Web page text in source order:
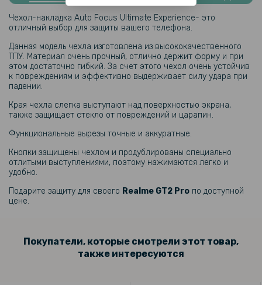
Чехол накладка Ricco Black Panther Armor для Realme GT2 Pro
199 грн
Противоударная гидрогелевая пленка Hydrogel Film для Realme
GT2 Pro, Transparent
159 грн
GT2 Pro на заднюю панель, Transparent
Чехол-накладка Аuto Focus Ultimate Experience- это
отличный выбор для защиты вашего телефона.
Данная модель чехла изготовлена из высококачественного
ТПУ. Материал очень прочный, отлично держит форму и при
этом достаточно гибкий. За счет этого чехол очень устойчив
к повреждениям и эффективно выдерживает силу удара при
падении.
Края чехла слегка выступают над поверхностью экрана,
также защищает стекло от повреждений и царапин.
Функциональные вырезы точные и аккуратные.
Кнопки защищены чехлом и продублированы специально
отлитыми выступлениями, поэтому нажимаются легко и
удобно.
Подарите защиту для своего Realme GT2 Pro по доступной
цене.
Покупатели, которые смотрели этот товар,
также интересуются